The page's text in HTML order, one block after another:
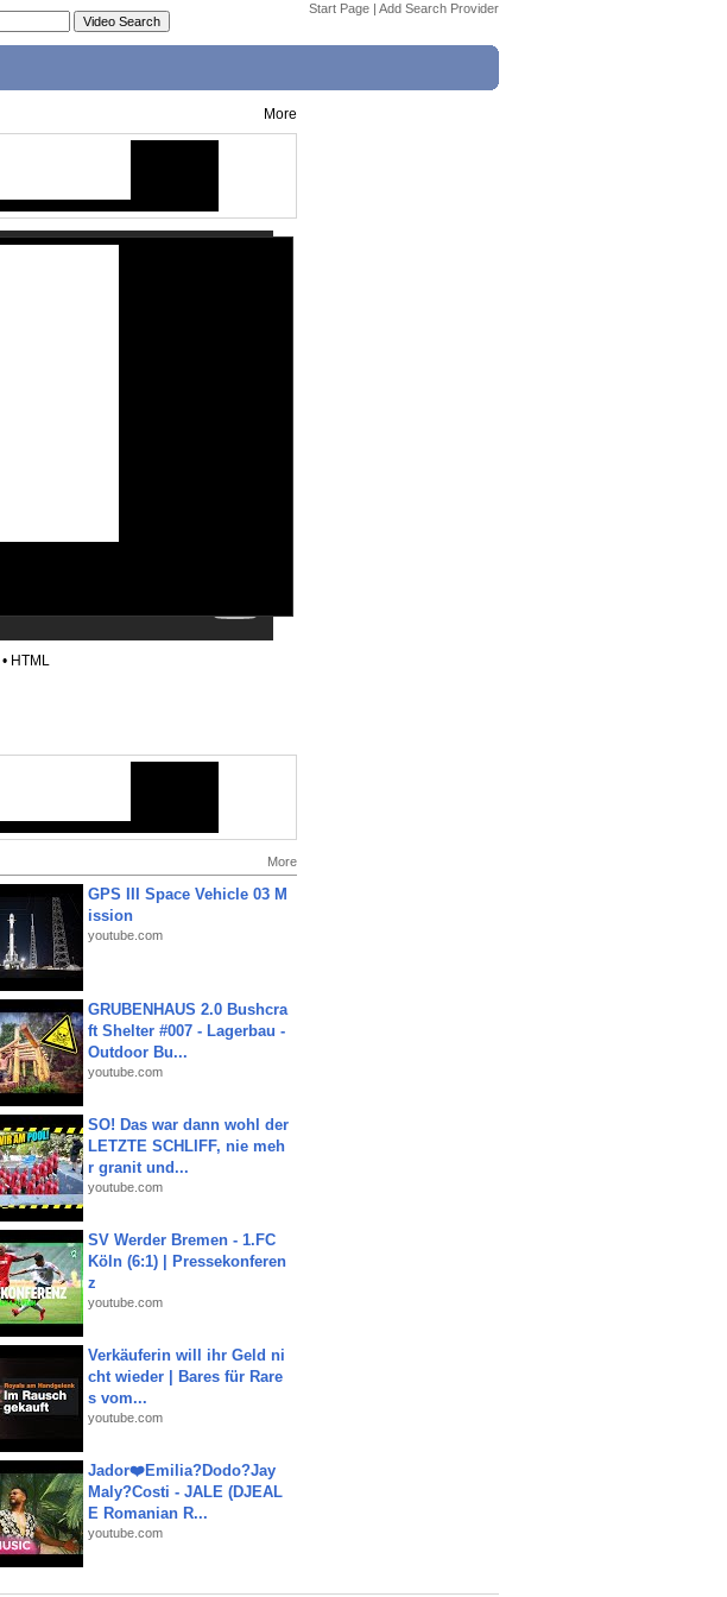
Start Page | Add Search Provider
More
• HTML
More
GPS III Space Vehicle 03 M
ission
youtube.com
GRUBENHAUS 2.0 Bushcra
ft Shelter #007 - Lagerbau -
Outdoor Bu...
youtube.com
SO! Das war dann wohl der
LETZTE SCHLIFF, nie meh
r granit und...
youtube.com
SV Werder Bremen - 1.FC
Köln (6:1) | Pressekonferen
z
youtube.com
Verkäuferin will ihr Geld ni
cht wieder | Bares für Rare
s vom...
youtube.com
Jador❤️Emilia?Dodo?Jay
Maly?Costi - JALE (DJEAL
E Romanian R...
youtube.com